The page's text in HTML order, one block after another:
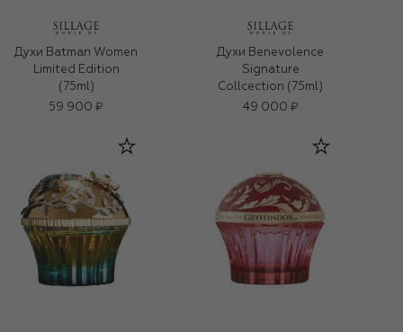
Духи Batman Women
Limited Edition
(75ml)
59 900 ₽
Духи Benevolence
Signature
Collcection (75ml)
49 000 ₽